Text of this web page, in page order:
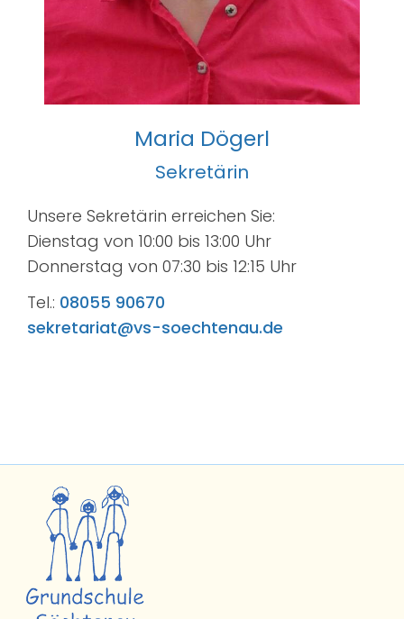
Maria Dögerl
Sekretärin
Unsere Sekretärin erreichen Sie:
Dienstag von 10:00 bis 13:00 Uhr
Donnerstag von 07:30 bis 12:15 Uhr
Tel.: 08055 90670
sekretariat@vs-soechtenau.de